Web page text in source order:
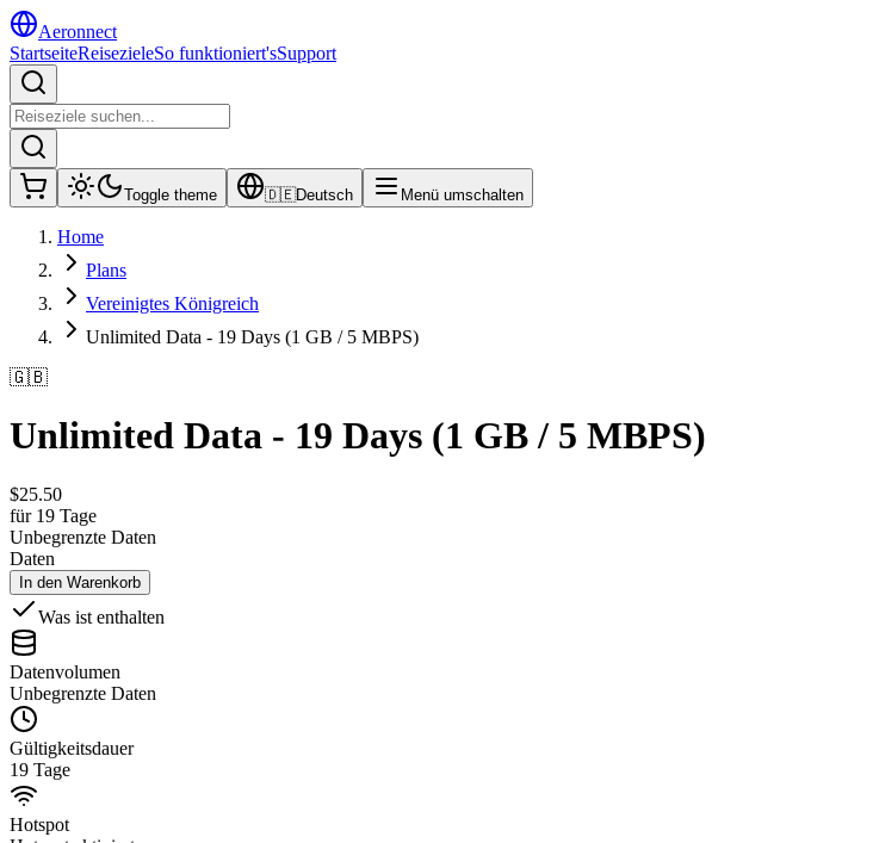
Aeronnect
StartseiteReisezieleSo funktioniert'sSupport
Toggle theme 🇩🇪Deutsch Menü umschalten
Home
Plans
Vereinigtes Königreich
Unlimited Data - 19 Days (1 GB / 5 MBPS)
🇬🇧
Unlimited Data - 19 Days (1 GB / 5 MBPS)
$25.50
für 19 Tage
Unbegrenzte Daten
Daten
In den Warenkorb
Was ist enthalten
Datenvolumen
Unbegrenzte Daten
Gültigkeitsdauer
19 Tage
Hotspot